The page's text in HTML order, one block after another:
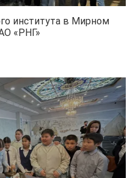
института в Мирном
«РНГ»